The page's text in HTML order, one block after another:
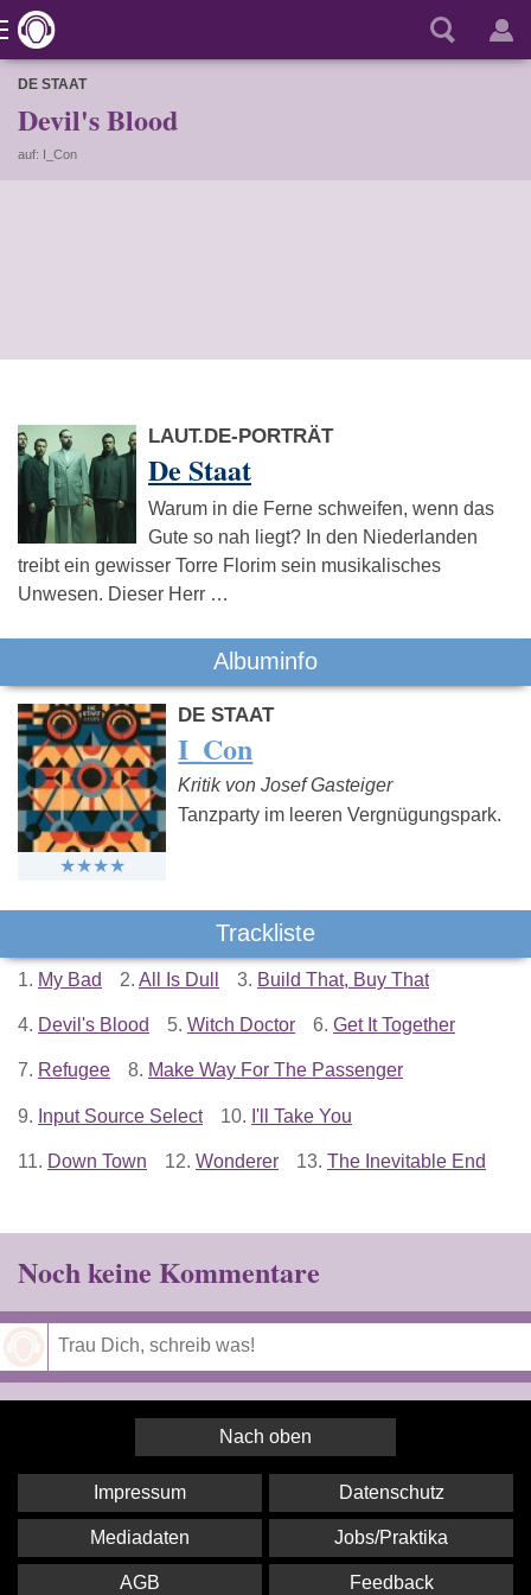
DE STAAT
Devil's Blood
auf: I_Con
LAUT.DE-PORTRÄT
De Staat
Warum in die Ferne schweifen, wenn das
Gute so nah liegt? In den Niederlanden
treibt ein gewisser Torre Florim sein musikalisches
Unwesen. Dieser Herr …
Albuminfo
DE STAAT
I_Con
Kritik von Josef Gasteiger
Tanzparty im leeren Vergnügungspark.
Trackliste
1. My Bad 2. All Is Dull 3. Build That, Buy That
4. Devil's Blood 5. Witch Doctor 6. Get It Together
7. Refugee 8. Make Way For The Passenger
9. Input Source Select 10. I'll Take You
11. Down Town 12. Wonderer 13. The Inevitable End
Noch keine Kommentare
Nach oben
Impressum Datenschutz
Mediadaten Jobs/Praktika
AGB Feedback